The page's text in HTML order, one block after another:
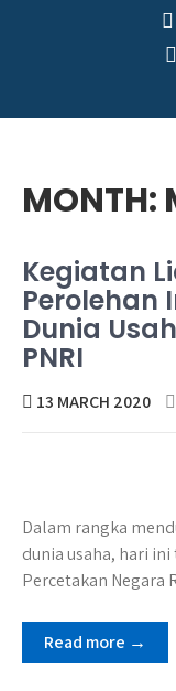
MONTH:
Kegiatan
Perolehan
Dunia
PNRI
13 MARCH 2020
Dalam rangka
dunia usaha, hari
Percetakan
Read more →